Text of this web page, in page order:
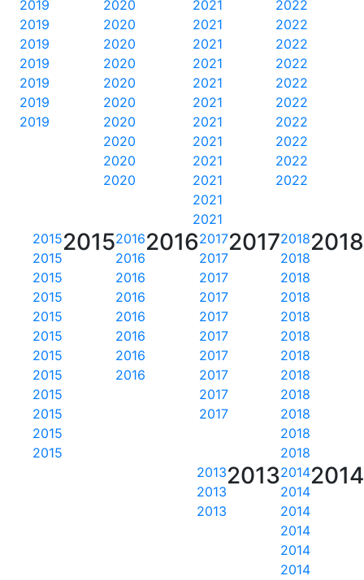
2022
2022
2022
2022
2022
2022
2022
2022
2022
2022
2021
2021
2021
2021
2021
2021
2021
2021
2021
2021
2021
2021
2020
2020
2020
2020
2020
2020
2020
2020
2020
2020
2019
2019
2019
2019
2019
2019
2019
2018
2018
2018
2018
2018
2018
2018
2018
2018
2018
2018
2018
2018
2017
2017
2017
2017
2017
2017
2017
2017
2017
2017
2017
2016
2016
2016
2016
2016
2016
2016
2016
2016
2015
2015
2015
2015
2015
2015
2015
2015
2015
2015
2015
2015
2015
2014
2014
2014
2014
2014
2014
2014
2013
2013
2013
2013